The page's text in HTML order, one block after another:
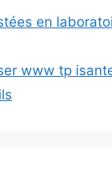
en
www tp